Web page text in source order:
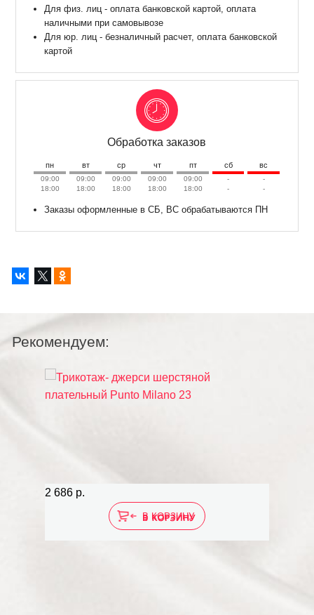
Для физ. лиц - оплата банковской картой, оплата
наличными при самовывозе
Для юр. лиц - безналичный расчет, оплата банковской
картой
Обработка заказов
пн вт ср чт пт сб вс
09:00
18:00
09:00
18:00
09:00
18:00
09:00
18:00
09:00
18:00
-
-
-
-
Заказы оформленные в СБ, ВС обрабатываются ПН
Рекомендуем:
2 686 р.
В КОРЗИНУ